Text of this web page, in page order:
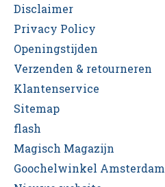
Disclaimer
Privacy Policy
Openingstijden
Verzenden & retourneren
Klantenservice
Sitemap
flash
Magisch Magazijn
Goochelwinkel Amsterdam